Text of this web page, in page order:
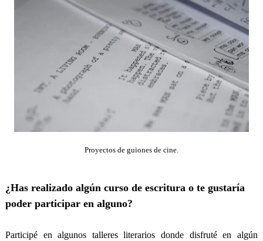
Proyectos de guiones de cine.
¿Has realizado algún curso de escritura o te gustaría
poder participar en alguno?
Participé en algunos talleres literarios donde disfruté en algún